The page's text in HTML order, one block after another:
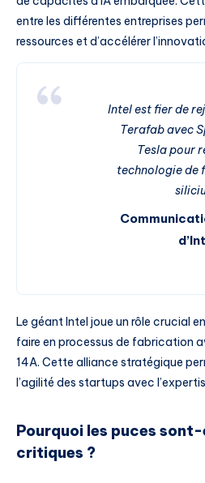
entre les différentes entreprises
ressources et d’accélérer
Intel est fier de
Terafab avec
Tesla pour
technologie de
Le géant Intel joue un rôle crucial
faire en processus de fabrication
14A. Cette alliance stratégique
l’agilité des startups avec
Pourquoi les puces sont-
critiques ?